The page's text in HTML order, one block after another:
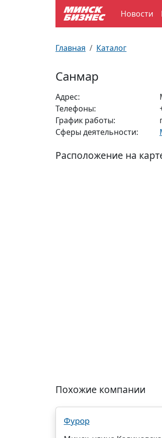
Новости
Главная Каталог
Санмар
Адрес:
Телефоны:
График работы:
Сферы деятельности:
Расположение на
Похожие компании
Фурор
Улицы Минска
Производственный календарь
Документы для ЗАГСа
Пробки на дорогах